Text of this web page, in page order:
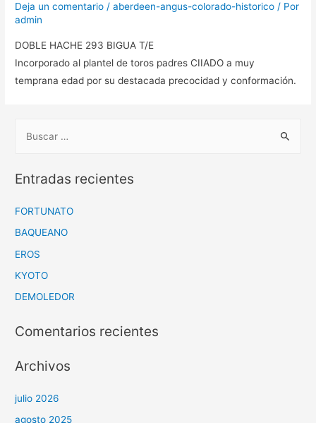
Deja un comentario /aberdeen-angus-colorado-historico / Por
admin
DOBLE HACHE 293 BIGUA T/E
Incorporado al plantel de toros padres CIIADO a muy
temprana edad por su destacada precocidad y conformación.
Entradas recientes
FORTUNATO
BAQUEANO
EROS
KYOTO
DEMOLEDOR
Comentarios recientes
Archivos
julio 2026
agosto 2025